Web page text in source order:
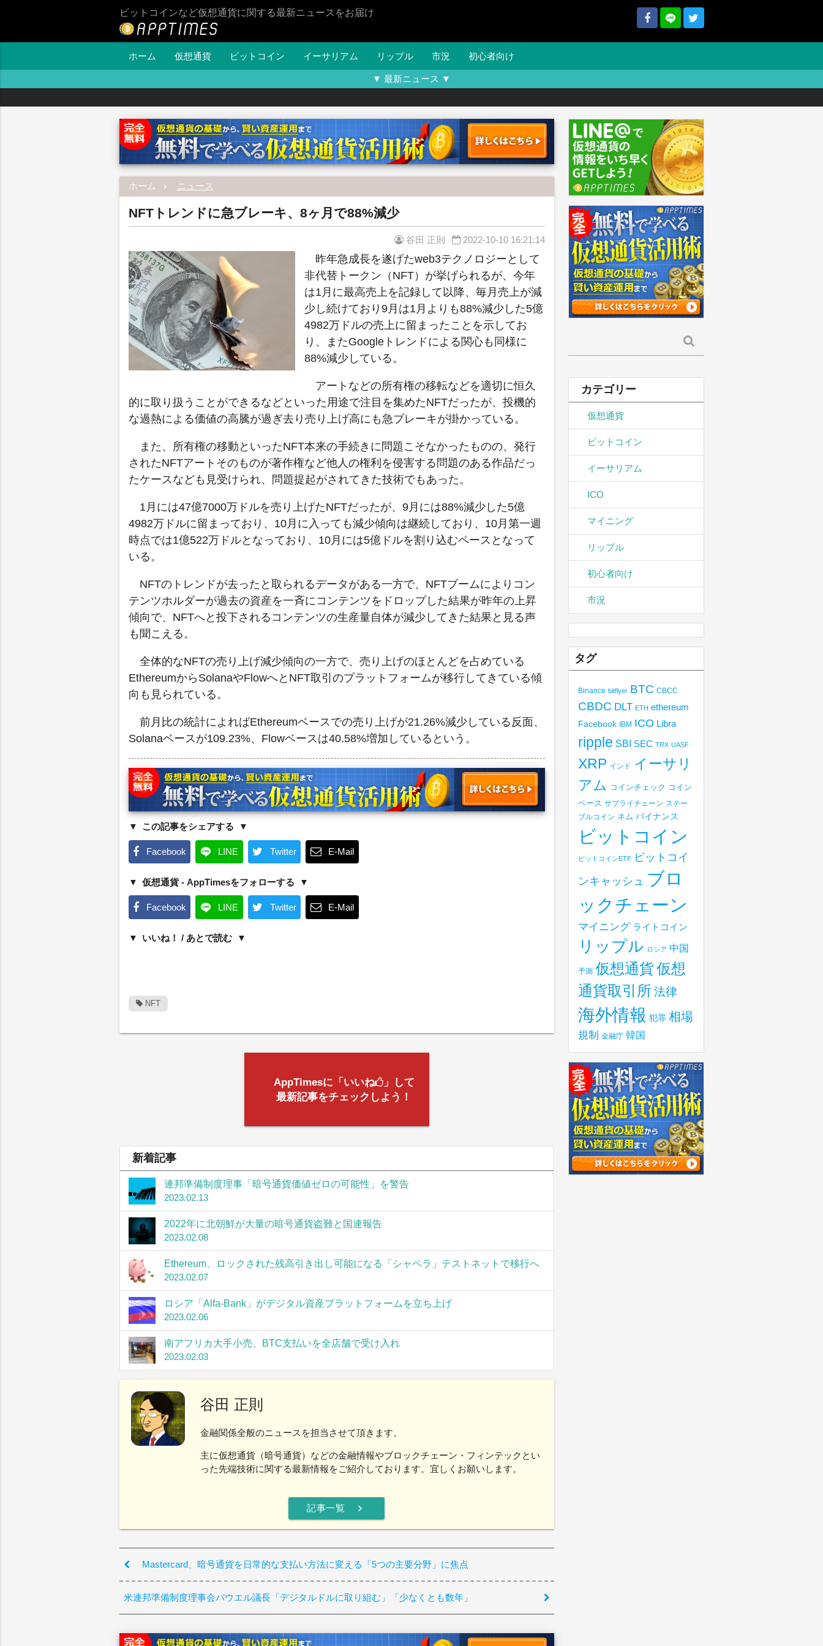
ビットコインなど仮想通貨に関する最新ニュースをお届け
ホーム 仮想通貨 ビットコイン イーサリアム リップル 市況 初心者向け
▼ 最新ニュース ▼
ホーム ニュース
NFTトレンドに急ブレーキ、8ヶ月で88%減少
谷田 正則 2022-10-10 16:21:14
昨年急成長を遂げたweb3テクノロジーとして
非代替トークン（NFT）が挙げられるが、今年
は1月に最高売上を記録して以降、毎月売上が減
少し続けており9月は1月よりも88%減少した5億
4982万ドルの売上に留まったことを示してお
り、またGoogleトレンドによる関心も同様に
88%減少している。
アートなどの所有権の移転などを適切に恒久
的に取り扱うことができるなどといった用途で注目を集めたNFTだったが、投機的
な過熱による価値の高騰が過ぎ去り売り上げ高にも急ブレーキが掛かっている。
また、所有権の移動といったNFT本来の手続きに問題こそなかったものの、発行
されたNFTアートそのものが著作権など他人の権利を侵害する問題のある作品だっ
たケースなども見受けられ、問題提起がされてきた技術でもあった。
1月には47億7000万ドルを売り上げたNFTだったが、9月には88%減少した5億
4982万ドルに留まっており、10月に入っても減少傾向は継続しており、10月第一週
時点では1億522万ドルとなっており、10月には5億ドルを割り込むペースとなって
いる。
NFTのトレンドが去ったと取られるデータがある一方で、NFTブームによりコン
テンツホルダーが過去の資産を一斉にコンテンツをドロップした結果が昨年の上昇
傾向で、NFTへと投下されるコンテンツの生産量自体が減少してきた結果と見る声
も聞こえる。
全体的なNFTの売り上げ減少傾向の一方で、売り上げのほとんどを占めている
EthereumからSolanaやFlowへとNFT取引のプラットフォームが移行してきている傾
向も見られている。
前月比の統計によればEthereumベースでの売り上げが21.26%減少している反面、
Solanaベースが109.23%、Flowベースは40.58%増加しているという。
この記事をシェアする
Facebook LINE Twitter E-Mail
仮想通貨 - AppTimesをフォローする
Facebook LINE Twitter E-Mail
いいね！ / あとで読む
NFT
AppTimesに「いいね
」して
最新記事をチェックしよう！
新着記事
連邦準備制度理事「暗号通貨価値ゼロの可能性」を警告
2023.02.13
2022年に北朝鮮が大量の暗号通貨盗難と国連報告
2023.02.08
Ethereum、ロックされた残高引き出し可能になる「シャペラ」テストネットで移行へ
2023.02.07
ロシア「Alfa-Bank」がデジタル資産プラットフォームを立ち上げ
2023.02.06
南アフリカ大手小売、BTC支払いを全店舗で受け入れ
2023.02.03
谷田 正則
金融関係全般のニュースを担当させて頂きます。
主に仮想通貨（暗号通貨）などの金融情報やブロックチェーン・フィンテックとい
った先端技術に関する最新情報をご紹介しております。宜しくお願いします。
記事一覧 chevron_right
Mastercard、暗号通貨を日常的な支払い方法に変える「5つの主要分野」に焦点
米連邦準備制度理事会パウエル議長「デジタルドルに取り組む」「少なくとも数年」
索:
カテゴリー
仮想通貨
ビットコイン
イーサリアム
ICO
マイニング
リップル
初心者向け
市況
タグ
Binance bitflyer BTC CBCC
CBDC DLT ETH ethereum
Facebook IBM ICO Libra
ripple SBI SEC TRX UASF
XRP インド イーサリ
アム コインチェック コイン
ベース サプライチェーン ステー
ブルコイン ネム バイナンス
ビットコイン
ビットコインETF
ビットコイ
ンキャッシュ ブロ
ックチェーン
マイニング ライトコイン
リップル ロシア 中国
予測 仮想通貨仮想
通貨取引所 法律
海外情報 犯罪 相場
規制 金融庁 韓国